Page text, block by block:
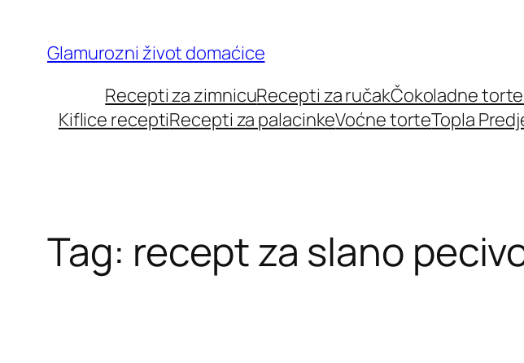
content
Glamurozni život domaćice
Recepti za zimnicuRecepti za ručakČokoladne
Kiflice receptiRecepti za palacinkeVoćne torteTopla
Tag: recept za slano